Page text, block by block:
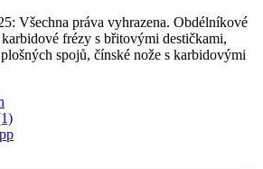
Všechna práva vyhrazena. Obdélníkové
frézy s břitovými destičkami,
spojů, čínské nože s karbidovými